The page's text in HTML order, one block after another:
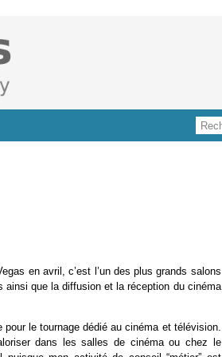
en avril, c’est l’un des plus grands salons
que la diffusion et la réception du cinéma
le tournage dédié au cinéma et télévision.
dans les salles de cinéma ou chez le